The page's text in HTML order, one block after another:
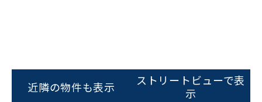
近隣の物件も表示
ストリートビューで表
示